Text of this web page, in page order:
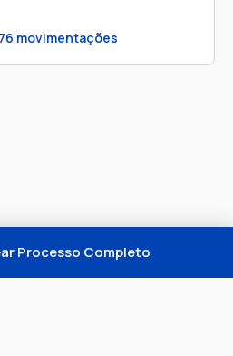
76 movimentações
Processo Completo